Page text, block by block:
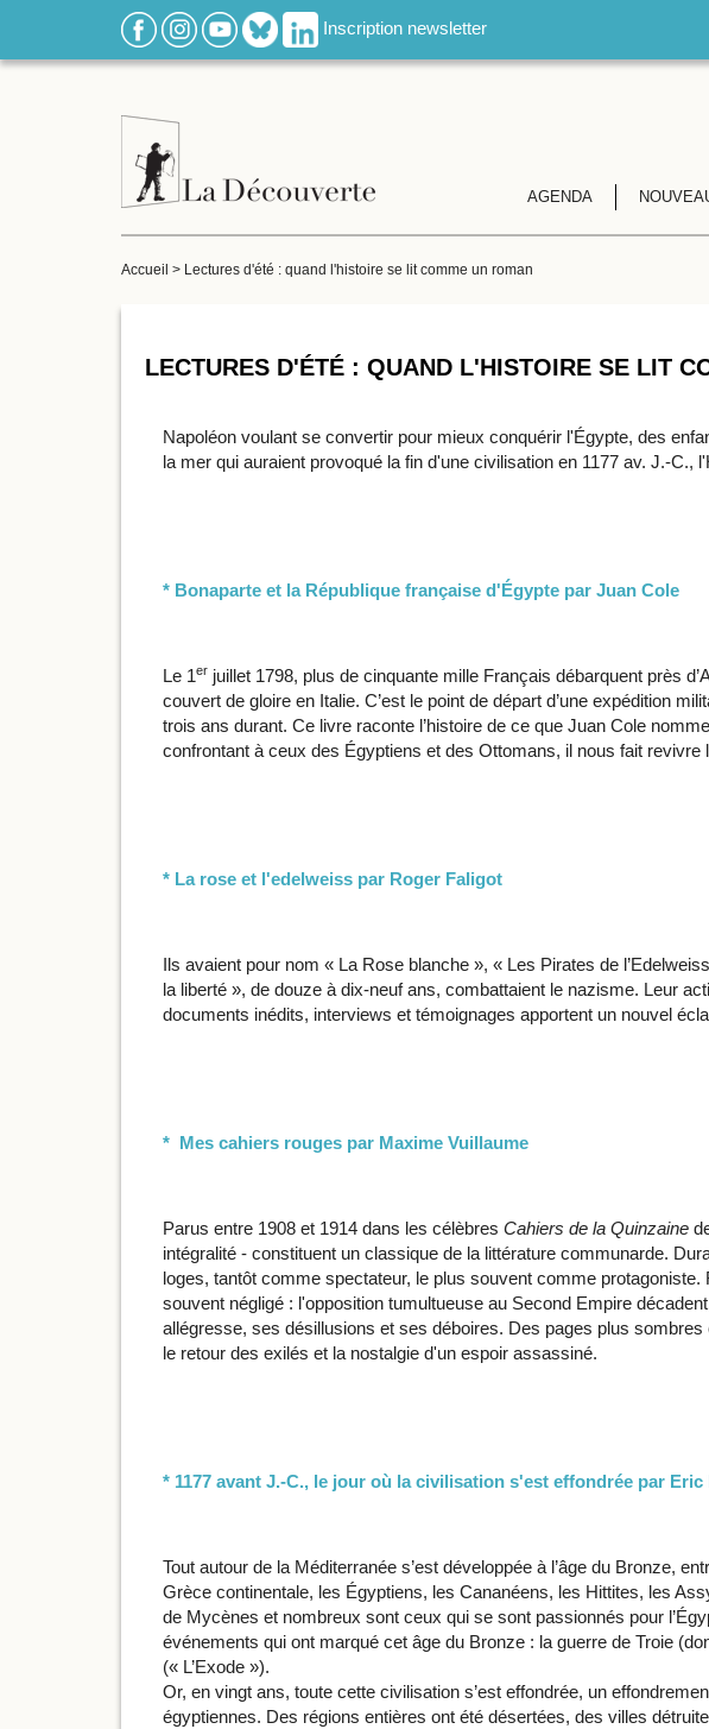
Inscription newsletter
AGENDA
Accueil > Lectures d'été : quand l'histoire se lit comme un roman
LECTURES D'ÉTÉ : QUAND L'HISTOIRE SE LIT
Napoléon voulant se convertir pour mieux conquérir l'Égypte, des
la mer qui auraient provoqué la fin d'une civilisation en 1177 av. J.-
* Bonaparte et la République française d'Égypte par Juan Cole
Le 1er juillet 1798, plus de cinquante mille Français débarquent près
couvert de gloire en Italie. C’est le point de départ d’une expédition
trois ans durant. Ce livre raconte l’histoire de ce que Juan Cole
confrontant à ceux des Égyptiens et des Ottomans, il nous fait
* La rose et l'edelweiss par Roger Faligot
Ils avaient pour nom « La Rose blanche », « Les Pirates de
la liberté », de douze à dix-neuf ans, combattaient le nazisme. Leur
documents inédits, interviews et témoignages apportent un nouvel
* Mes cahiers rouges par Maxime Vuillaume
Parus entre 1908 et 1914 dans les célèbres Cahiers de la Quinzaine
intégralité - constituent un classique de la littérature communarde.
loges, tantôt comme spectateur, le plus souvent comme
souvent négligé : l'opposition tumultueuse au Second Empire
allégresse, ses désillusions et ses déboires. Des pages plus
le retour des exilés et la nostalgie d'un espoir assassiné.
* 1177 avant J.-C., le jour où la civilisation s'est effondrée par Eric
Tout autour de la Méditerranée s’est développée à l’âge du Bronze,
Grèce continentale, les Égyptiens, les Cananéens, les Hittites, les
de Mycènes et nombreux sont ceux qui se sont passionnés pour
événements qui ont marqué cet âge du Bronze : la guerre de Troie
(« L’Exode »).
Or, en vingt ans, toute cette civilisation s’est effondrée, un
égyptiennes. Des régions entières ont été désertées, des villes